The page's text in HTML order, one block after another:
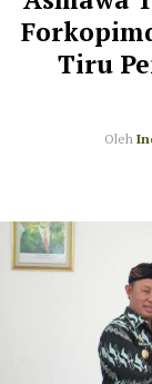
Tiru
Oleh